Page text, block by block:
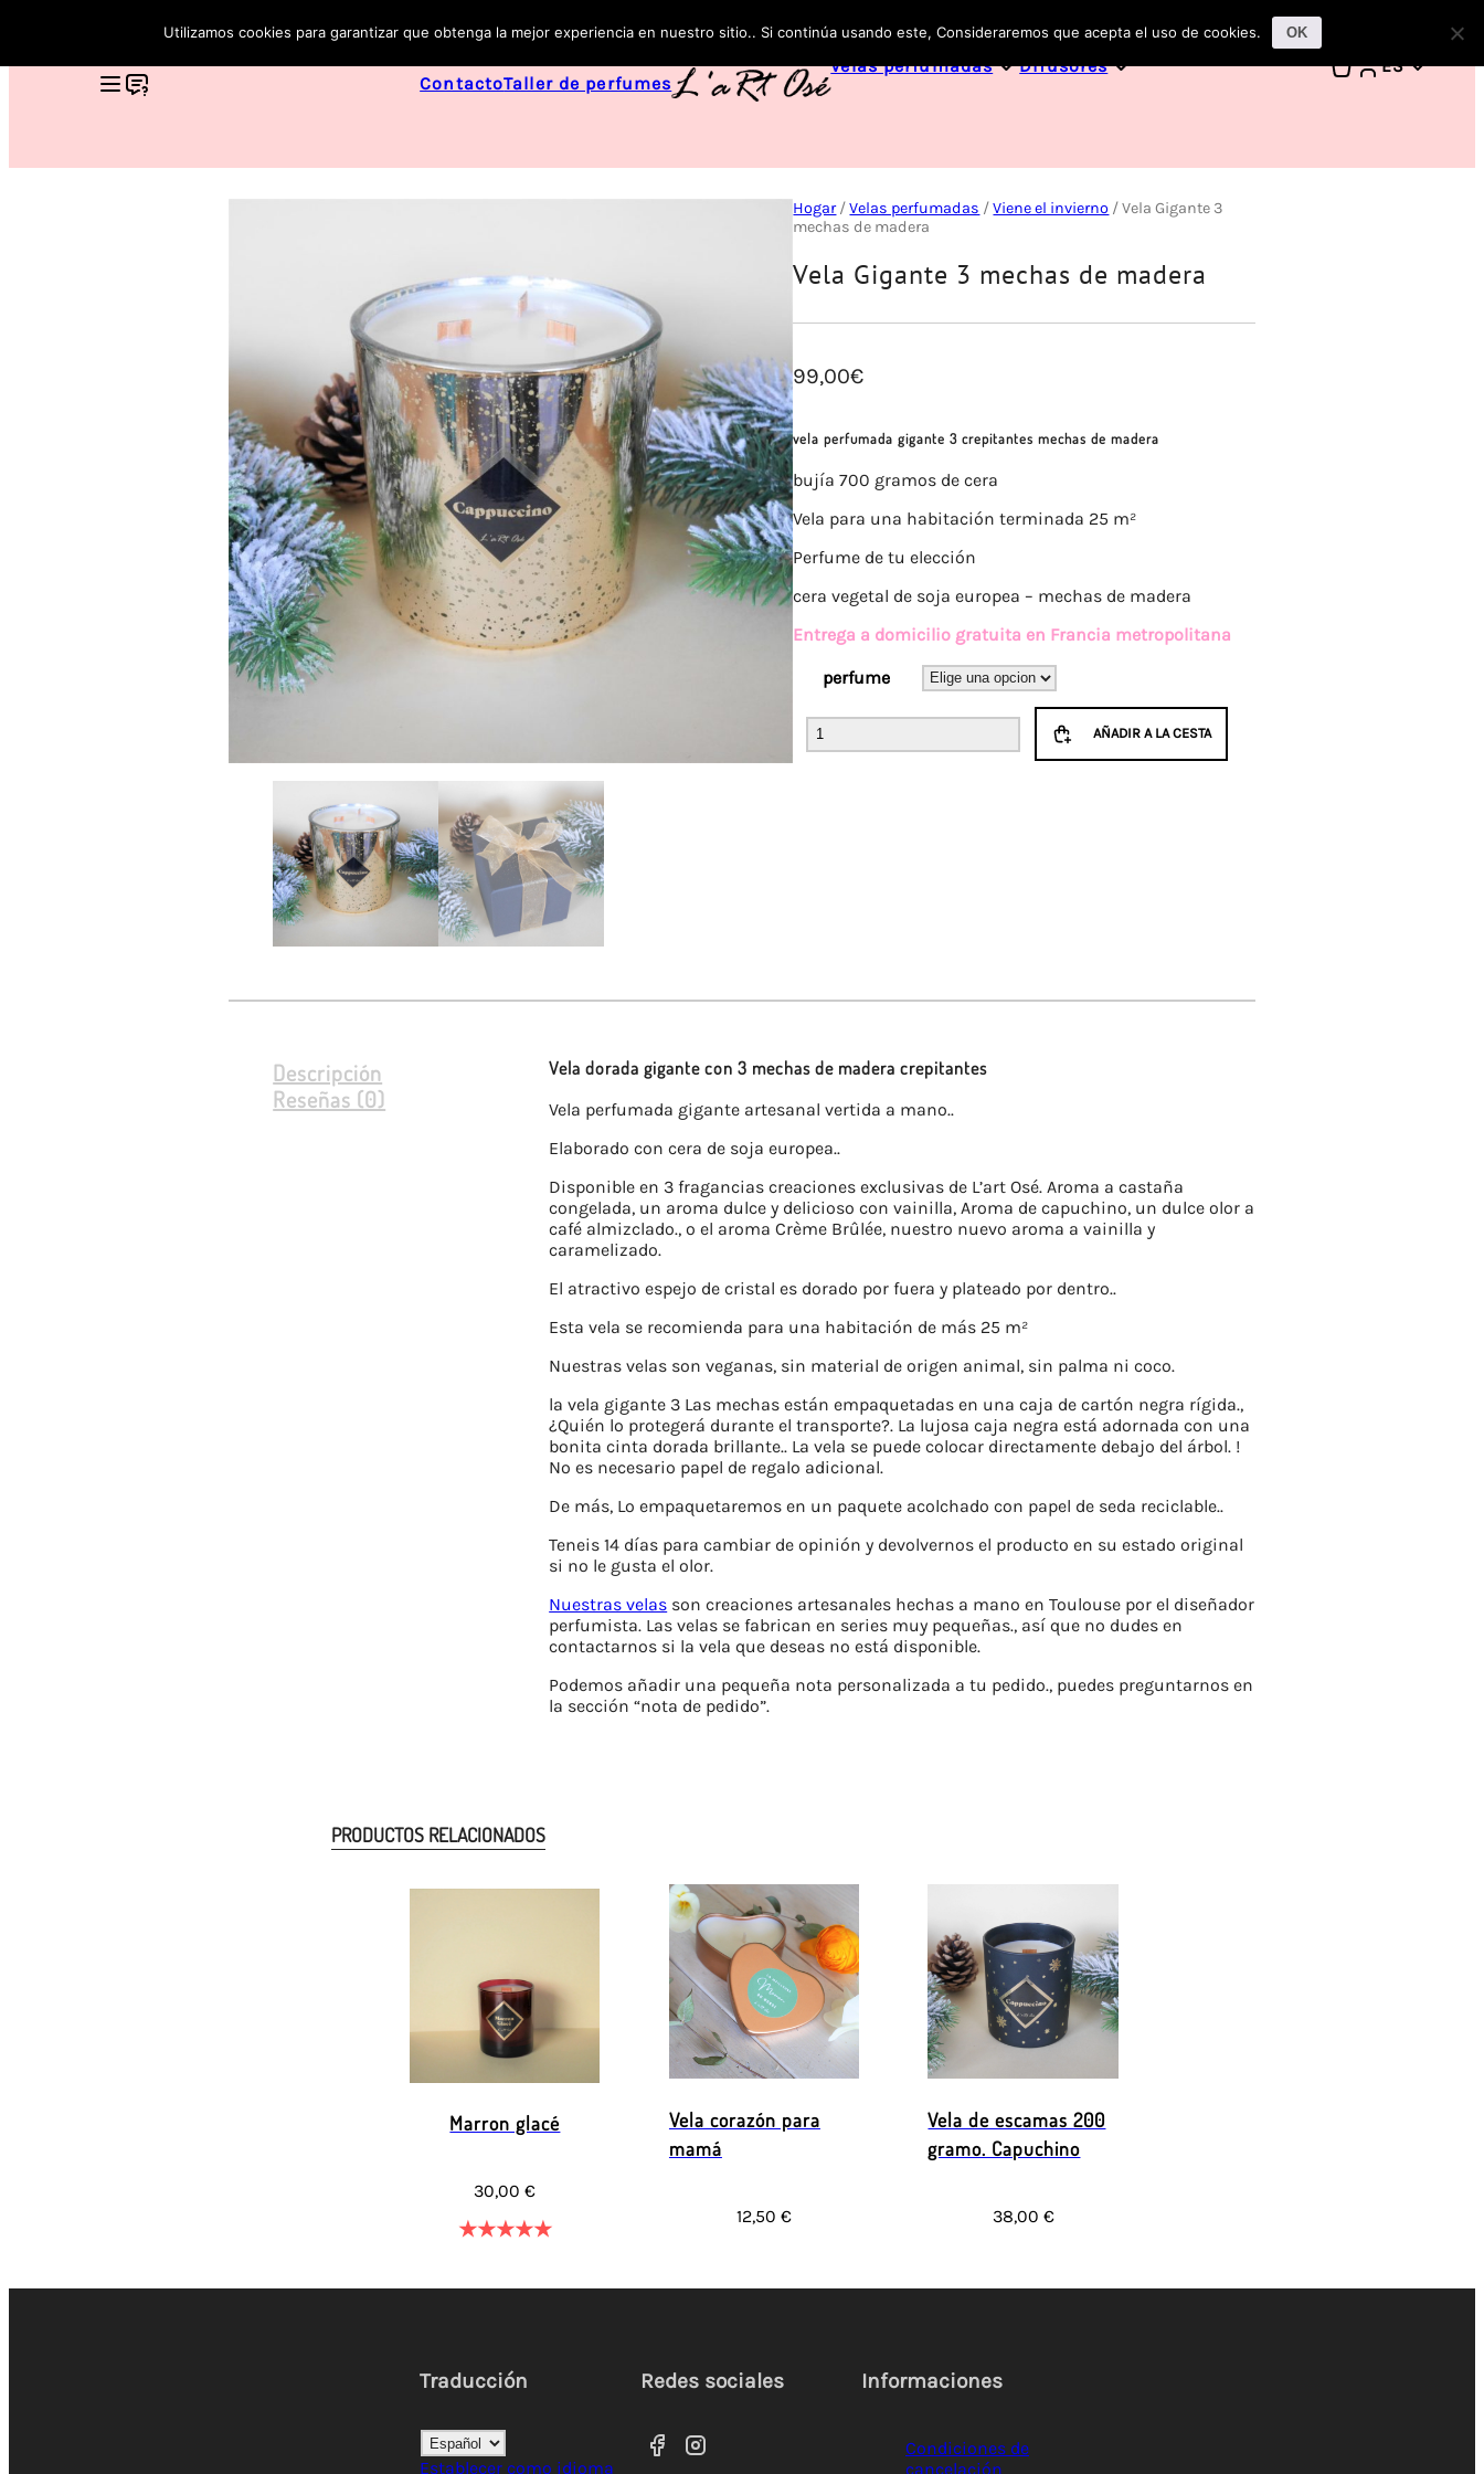
ContactoTaller de perfumes
Velas perfumadas Difusores ES
Hogar/Velas perfumadas /Viene el invierno / Vela Gigante 3
mechas de madera
Vela Gigante 3 mechas de madera
99,00€
vela perfumada gigante 3 crepitantes mechas de madera
bujía 700 gramos de cera
Vela para una habitación terminada 25 m²
Perfume de tu elección
cera vegetal de soja europea – mechas de madera
Entrega a domicilio gratuita en Francia metropolitana
perfume
Vela
Gigante
AÑADIR A LA CESTA
Descripción
Reseñas (0)
Vela dorada gigante con 3 mechas de madera crepitantes
Vela perfumada gigante artesanal vertida a mano..
Elaborado con cera de soja europea..
Disponible en 3 fragancias creaciones exclusivas de L’art Osé. Aroma a castaña
congelada, un aroma dulce y delicioso con vainilla, Aroma de capuchino, un dulce olor a
café almizclado., o el aroma Crème Brûlée, nuestro nuevo aroma a vainilla y
caramelizado.
El atractivo espejo de cristal es dorado por fuera y plateado por dentro..
Esta vela se recomienda para una habitación de más 25 m²
Nuestras velas son veganas, sin material de origen animal, sin palma ni coco.
la vela gigante 3 Las mechas están empaquetadas en una caja de cartón negra rígida.,
¿Quién lo protegerá durante el transporte?. La lujosa caja negra está adornada con una
bonita cinta dorada brillante.. La vela se puede colocar directamente debajo del árbol. !
No es necesario papel de regalo adicional.
De más, Lo empaquetaremos en un paquete acolchado con papel de seda reciclable..
Teneis 14 días para cambiar de opinión y devolvernos el producto en su estado original
si no le gusta el olor.
Nuestras velas son creaciones artesanales hechas a mano en Toulouse por el diseñador
perfumista. Las velas se fabrican en series muy pequeñas., así que no dudes en
contactarnos si la vela que deseas no está disponible.
Podemos añadir una pequeña nota personalizada a tu pedido., puedes preguntarnos en
la sección “nota de pedido”.
PRODUCTOS RELACIONADOS
Marron glacé
30,00 €
★★★★★
Vela corazón para
mamá
12,50 €
Vela de escamas 200
gramo. Capuchino
38,00 €
Traducción
Establecer como idioma
Redes sociales Informaciones
Condiciones de
cancelación
Utilizamos cookies para garantizar que obtenga la mejor experiencia en nuestro sitio.. Si continúa usando este, Consideraremos que acepta el uso de cookies. OK